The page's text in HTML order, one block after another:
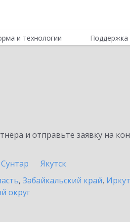
и технологии Поддержка
и отправьте заявку на
Сунтар
Якутск
, Забайкальский край,
округ